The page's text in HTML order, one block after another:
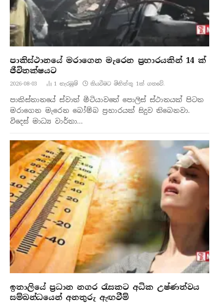
පාකිස්ථානයේ මරාගෙන මැරෙන ප්‍රහාරයකින් 14 ක්
ජීවිතක්ෂයට
2026-08-03 1 නැරඹු​ම් කියවීමට මිනිත්තු 1ක් ගතවේ.
පාකිස්තානයේ ස්වාත් මිටියාවතේ පොලිස් ස්ථානයක් පිටත
මරාගෙන මැරෙන බෝම්බ ප්‍රහාරයක් සිදුව තිබෙනවා.
විදෙස් මාධ්‍ය වාර්තා…
ඉතාලියේ ප්‍රධාන නගර රැසකට අධික උෂ්ණත්වය
සම්බන්ධයෙන් අනතුරු ඇඟවීම්